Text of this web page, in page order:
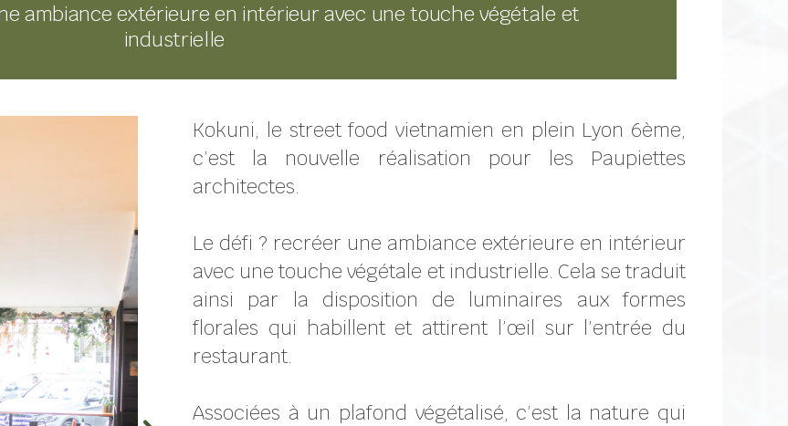
ambiance extérieure en intérieur avec une touche végétale et
industrielle
Kokuni, le street food vietnamien en plein Lyon 6ème,
c’est la nouvelle réalisation pour les Paupiettes
architectes.
Le défi ? recréer une ambiance extérieure en intérieur
avec une touche végétale et industrielle. Cela se traduit
ainsi par la disposition de luminaires aux formes
florales qui habillent et attirent l’œil sur l’entrée du
restaurant.
Associées à un plafond végétalisé, c’est la nature qui